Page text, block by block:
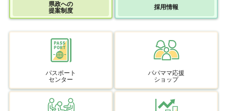
県政への
提案制度
採用情報
パスポート
センター
パパママ応援
ショップ